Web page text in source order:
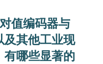
值编码器与
及其他工业现
有哪些显著的